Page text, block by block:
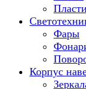
Фары
Корпус